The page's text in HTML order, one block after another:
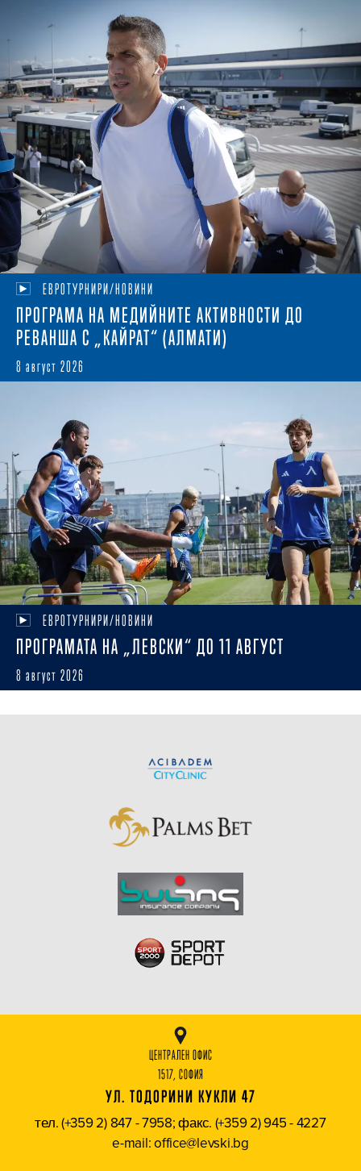
ЕВРОТУРНИРИ/НОВИНИ
ПРОГРАМА НА МЕДИЙНИТЕ АКТИВНОСТИ ДО
РЕВАНША С „КАЙРАТ“ (АЛМАТИ)
8 август 2026
ЕВРОТУРНИРИ/НОВИНИ
ПРОГРАМАТА НА „ЛЕВСКИ“ ДО 11 АВГУСТ
8 август 2026
ЦЕНТРАЛЕН ОФИС
1517, СОФИЯ
УЛ. ТОДОРИНИ КУКЛИ 47
тел. (+359 2) 847 - 7958; факс. (+359 2) 945 - 4227
e-mail: office@levski.bg